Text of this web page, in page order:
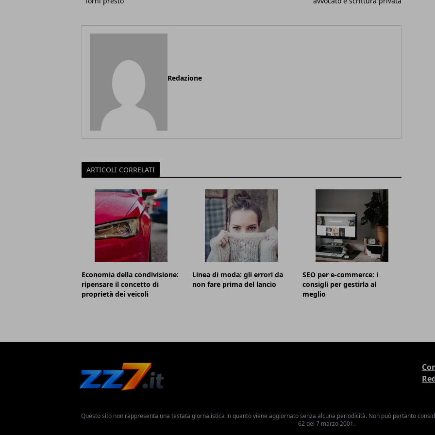
Redazione
ARTICOLI CORRELATI
Economia della condivisione:
ripensare il concetto di
proprietà dei veicoli
Linea di moda: gli errori da
non fare prima del lancio
SEO per e-commerce: i
consigli per gestirla al
meglio
Questo sito non rappresenta una testata giornalistica in quanto viene aggiornato senza alcuna periodicità. Non può pertanto
62 del 7 marzo 2001.